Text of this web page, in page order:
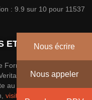
: 9.9 sur 10pour11537
ET PRIX
disposent de
une garantie
au sein du groupe. Pour
visitez le site officiel
Nous écrire
Nous appeler